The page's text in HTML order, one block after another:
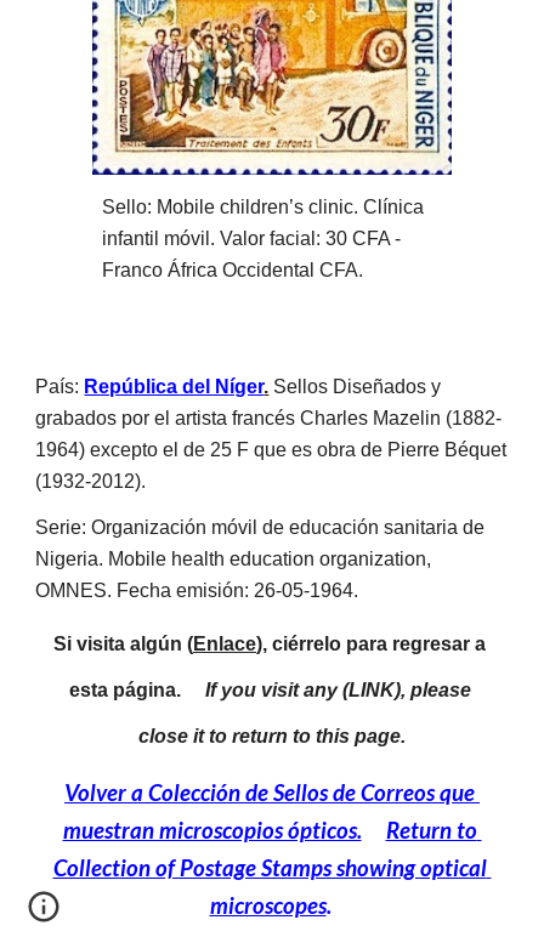
Sello: Mobile children’s clinic. Clínica
infantil móvil. Valor facial: 30 CFA -
Franco África Occidental CFA.
País: República del Níger. Sellos Diseñados y
grabados por el artista francés Charles Mazelin (1882-
1964) excepto el de 25 F que es obra de Pierre Béquet
(1932-2012).
Serie: Organización móvil de educación sanitaria de
Nigeria. Mobile health education organization,
OMNES. Fecha emisión: 26-05-1964.
Si visita algún (Enlace), ciérrelo para regresar a
esta página. If you visit any (LINK), please
close it to return to this page.
Volver a Colección de Sellos de Correos que
muestran microscopios ópticos.
Return to
Collection of Postage Stamps showing optical
microscopes.